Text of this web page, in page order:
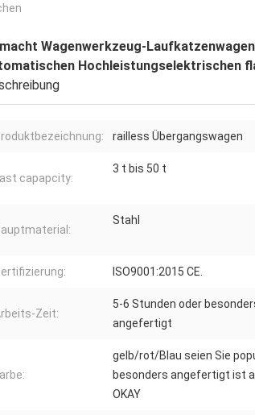
Wagenwerkzeug-
Hochleistungselektrischen
railless Übergangswagen
capapcity:
3 t bis 50 t
Stahl
ISO9001:2015 CE.
Zeit:
5-6 Stunden oder
angefertigt
gelb/rot/Blau seien Sie
besonders angefertigt ist
OKAY